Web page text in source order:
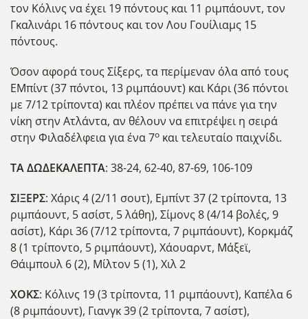
τον Κόλινς να έχει 19 πόντους και 11 ριμπάουντ, τον
Γκαλινάρι 16 πόντους και τον Λου Γουίλιαμς 15
πόντους.
Όσον αφορά τους Σίξερς, τα περίμεναν όλα από τους
ΕΜπίντ (37 πόντοι, 13 ριμπάουντ) και Κάρι (36 πόντοι
με 7/12 τρίποντα) και πλέον πρέπει να πάνε για την
νίκη στην Ατλάντα, αν θέλουν να επιτρέψει η σειρά
στην Φιλαδέλφεια για ένα 7ο και τελευταίο παιχνίδι.
ΤΑ ΔΩΔΕΚΑΛΕΠΤΑ: 38-24, 62-40, 87-69, 106-109
ΣΙΞΕΡΣ: Χάρις 4 (2/11 σουτ), Εμπίντ 37 (2 τρίποντα, 13
ριμπάουντ, 5 ασίστ, 5 λάθη), Σίμονς 8 (4/14 βολές, 9
ασίστ), Κάρι 36 (7/12 τρίποντα, 7 ριμπάουντ), Κορκμάζ
8 (1 τρίποντο, 5 ριμπάουντ), Χάουαρντ, Μάξεϊ,
Θάιμπουλ 6 (2), Μίλτον 5 (1), Χιλ 2
ΧΟΚΣ: Κόλινς 19 (3 τρίποντα, 11 ριμπάουντ), Καπέλα 6
(8 ριμπάουντ), Γιανγκ 39 (2 τρίποντα, 7 ασίστ),